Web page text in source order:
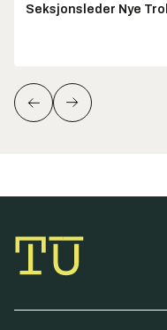
Seksjonsleder Nye Troll